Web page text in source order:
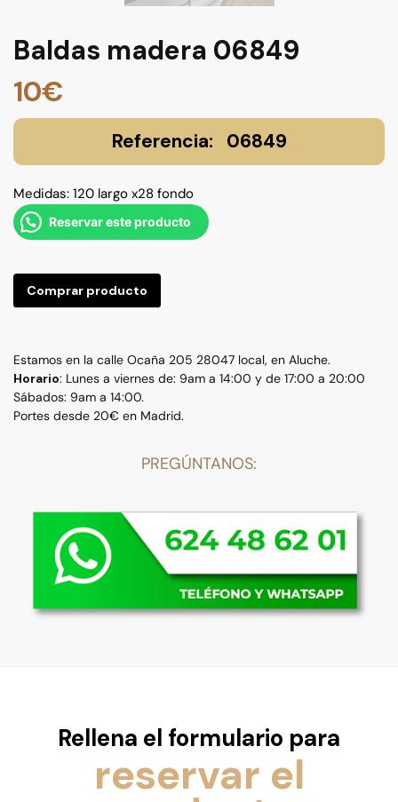
Baldas madera 06849
10€
06849
Medidas: 120 largo x28 fondo
Reservar este producto
Comprar producto
Estamos en la calle Ocaña 205 28047 local, en Aluche.
Horario: Lunes a viernes de: 9am a 14:00 y de 17:00 a 20:00
Sábados: 9am a 14:00.
Portes desde 20€ en Madrid.
PREGÚNTANOS:
Rellena el formulario para
reservar el